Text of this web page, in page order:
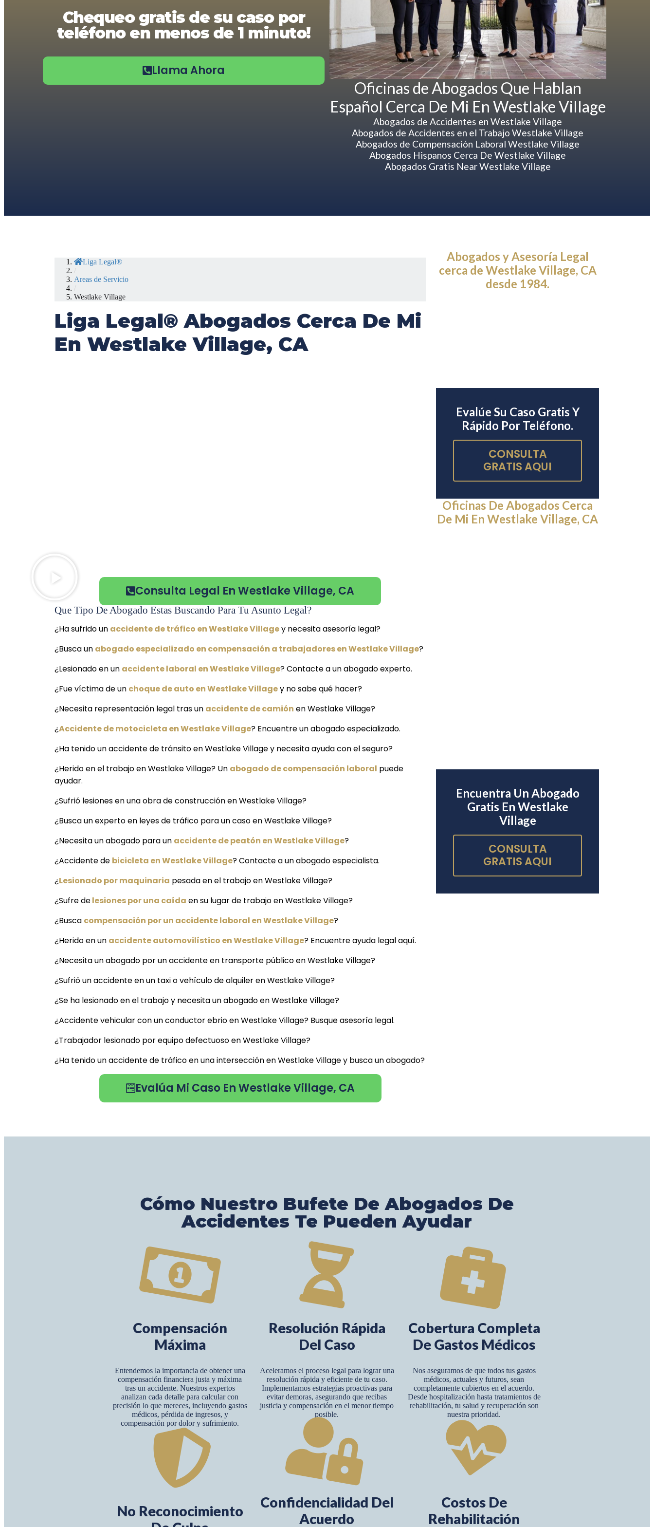
Chequeo gratis de su caso por
teléfono en menos de 1 minuto!
Llama Ahora
Oficinas de Abogados Que Hablan
Español Cerca De Mi En Westlake Village
Abogados de Accidentes en Westlake Village
Abogados de Accidentes en el Trabajo Westlake Village
Abogados de Compensación Laboral Westlake Village
Abogados Hispanos Cerca De Westlake Village
Abogados Gratis Near Westlake Village
Liga Legal®
/
Areas de Servicio
/
Westlake Village
Liga Legal® Abogados Cerca De Mi
En Westlake Village, CA
Consulta Legal En Westlake Village, CA
Que Tipo De Abogado Estas Buscando Para Tu Asunto Legal?
¿Ha sufrido un accidente de tráfico en Westlake Villagey necesita asesoría legal?
¿Busca un abogado especializado en compensación a trabajadores en Westlake Village?
¿Lesionado en un accidente laboral en Westlake Village? Contacte a un abogado experto.
¿Fue víctima de un choque de auto en Westlake Villagey no sabe qué hacer?
¿Necesita representación legal tras un accidente de camión en Westlake Village?
¿Accidente de motocicleta en Westlake Village? Encuentre un abogado especializado.
¿Ha tenido un accidente de tránsito en Westlake Village y necesita ayuda con el seguro?
¿Herido en el trabajo en Westlake Village? Un abogado de compensación laboral puede
ayudar.
¿Sufrió lesiones en una obra de construcción en Westlake Village?
¿Busca un experto en leyes de tráfico para un caso en Westlake Village?
¿Necesita un abogado para un accidente de peatón en Westlake Village?
¿Accidente de bicicleta en Westlake Village? Contacte a un abogado especialista.
¿Lesionado por maquinaria pesada en el trabajo en Westlake Village?
¿Sufre delesiones por una caída en su lugar de trabajo en Westlake Village?
¿Busca compensación por un accidente laboral en Westlake Village?
¿Herido en un accidente automovilístico en Westlake Village? Encuentre ayuda legal aquí.
¿Necesita un abogado por un accidente en transporte público en Westlake Village?
¿Sufrió un accidente en un taxi o vehículo de alquiler en Westlake Village?
¿Se ha lesionado en el trabajo y necesita un abogado en Westlake Village?
¿Accidente vehicular con un conductor ebrio en Westlake Village? Busque asesoría legal.
¿Trabajador lesionado por equipo defectuoso en Westlake Village?
¿Ha tenido un accidente de tráfico en una intersección en Westlake Village y busca un abogado?
Evalúa Mi Caso En Westlake Village, CA
Abogados y Asesoría Legal
cerca de Westlake Village, CA
desde 1984.
Evalúe Su Caso Gratis Y
Rápido Por Teléfono.
CONSULTA
GRATIS AQUI
Oficinas De Abogados Cerca
De Mi En Westlake Village, CA
Encuentra Un Abogado
Gratis En Westlake
Village
CONSULTA
GRATIS AQUI
Cómo Nuestro Bufete De Abogados De
Accidentes Te Pueden Ayudar
Compensación
Máxima
Entendemos la importancia de obtener una
compensación financiera justa y máxima
tras un accidente. Nuestros expertos
analizan cada detalle para calcular con
precisión lo que mereces, incluyendo gastos
médicos, pérdida de ingresos, y
compensación por dolor y sufrimiento.
No Reconocimiento
Resolución Rápida
Del Caso
Aceleramos el proceso legal para lograr una
resolución rápida y eficiente de tu caso.
Implementamos estrategias proactivas para
evitar demoras, asegurando que recibas
justicia y compensación en el menor tiempo
posible.
Confidencialidad Del
Acuerdo
Cobertura Completa
De Gastos Médicos
Nos aseguramos de que todos tus gastos
médicos, actuales y futuros, sean
completamente cubiertos en el acuerdo.
Desde hospitalización hasta tratamientos de
rehabilitación, tu salud y recuperación son
nuestra prioridad.
Costos De
Rehabilitación